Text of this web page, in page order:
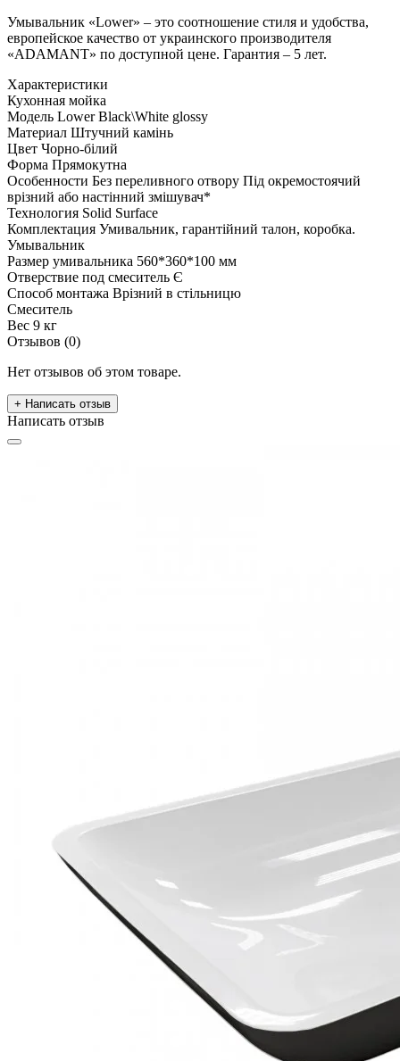
Умывальник «Lower» – это соотношение стиля и удобства,
европейское качество от украинского производителя
«ADAMANT» по доступной цене. Гарантия – 5 лет.
Характеристики
Кухонная мойка
Модель Lower Black\White glossy
Материал Штучний камінь
Цвет Чорно-білий
Форма Прямокутна
Особенности Без переливного отвору Під окремостоячий
врізний або настінний змішувач*
Технология Solid Surface
Комплектация Умивальник, гарантійний талон, коробка.
Умывальник
Размер умивальника 560*360*100 мм
Отверствие под смеситель Є
Способ монтажа Врізний в стільницю
Смеситель
Вес 9 кг
Отзывов (0)
Нет отзывов об этом товаре.
+ Написать отзыв
Написать отзыв